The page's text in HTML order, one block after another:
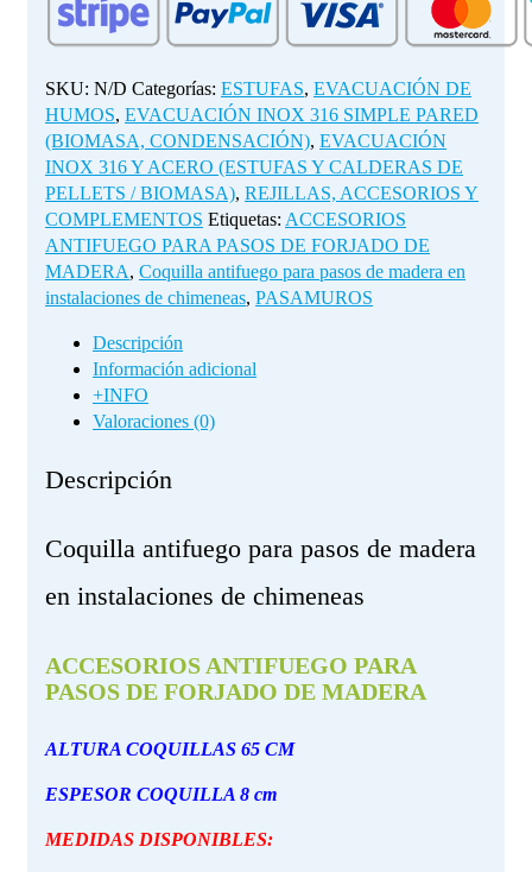
de
madera
instalaciones
de
chimeneas
(65
cm)
cantidad
SKU: N/D Categorías: ESTUFAS, EVACUACIÓN DE
HUMOS, EVACUACIÓN INOX 316 SIMPLE PARED
(BIOMASA, CONDENSACIÓN), EVACUACIÓN
INOX 316 Y ACERO (ESTUFAS Y CALDERAS DE
PELLETS / BIOMASA), REJILLAS, ACCESORIOS Y
COMPLEMENTOS Etiquetas: ACCESORIOS
ANTIFUEGO PARA PASOS DE FORJADO DE
MADERA, Coquilla antifuego para pasos de madera en
instalaciones de chimeneas, PASAMUROS
Descripción
Información adicional
+INFO
Valoraciones (0)
Descripción
Coquilla antifuego para pasos de madera
en instalaciones de chimeneas
ACCESORIOS ANTIFUEGO PARA
PASOS DE FORJADO DE MADERA
ALTURA COQUILLAS 65 CM
ESPESOR COQUILLA 8 cm
MEDIDAS DISPONIBLES: